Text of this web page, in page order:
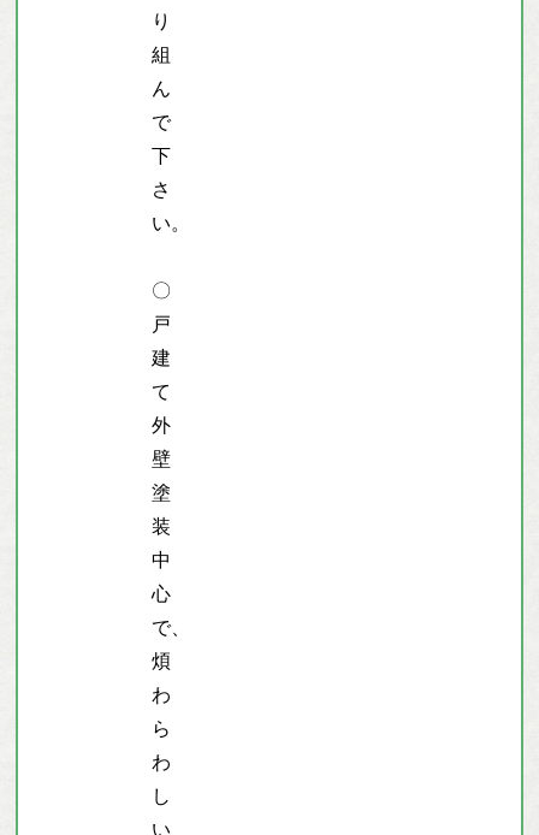
り
組
ん
で
下
さ
い。
〇
戸
建
て
外
壁
塗
装
中
心
で、
煩
わ
ら
わ
し
い